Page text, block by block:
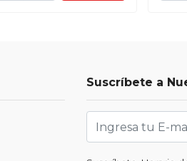
Suscríbete a